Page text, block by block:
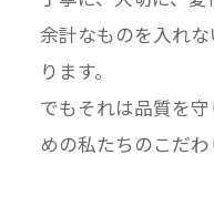
木曜日 正午以降の
金曜日出荷 となって
余計なものを入れ
ります。
でもそれは品質を
めの私たちのこだわ